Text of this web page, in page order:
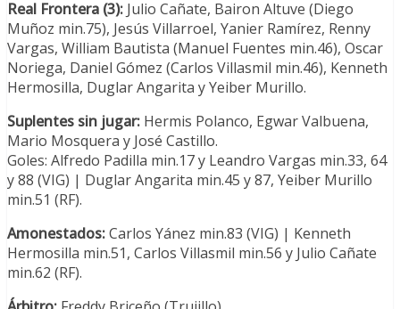
Real Frontera (3): Julio Cañate, Bairon Altuve (Diego
Muñoz min.75), Jesús Villarroel, Yanier Ramírez, Renny
Vargas, William Bautista (Manuel Fuentes min.46), Oscar
Noriega, Daniel Gómez (Carlos Villasmil min.46), Kenneth
Hermosilla, Duglar Angarita y Yeiber Murillo.
Suplentes sin jugar: Hermis Polanco, Egwar Valbuena,
Mario Mosquera y José Castillo.
Goles: Alfredo Padilla min.17 y Leandro Vargas min.33, 64
y 88 (VIG) | Duglar Angarita min.45 y 87, Yeiber Murillo
min.51 (RF).
Amonestados:Carlos Yánez min.83 (VIG) | Kenneth
Hermosilla min.51, Carlos Villasmil min.56 y Julio Cañate
min.62 (RF).